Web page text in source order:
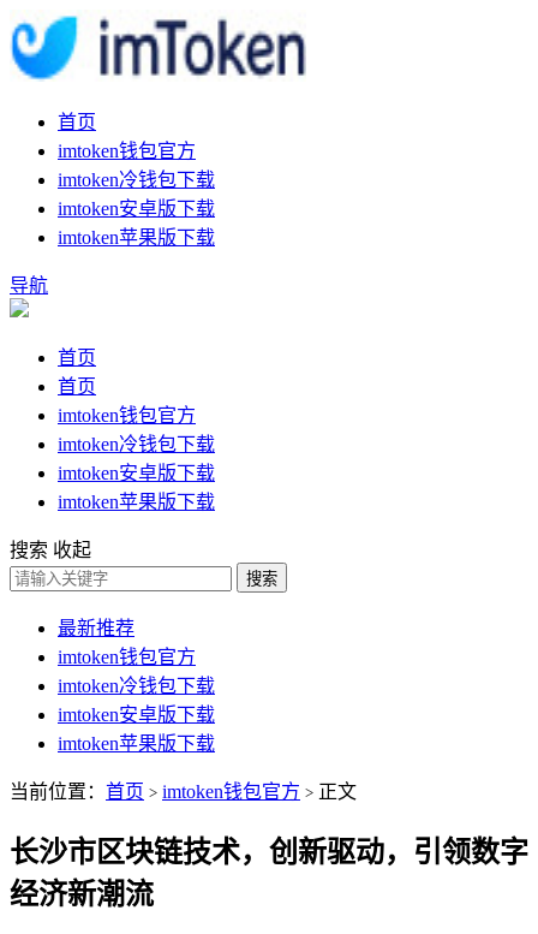
首页
imtoken钱包官方
imtoken冷钱包下载
imtoken安卓版下载
imtoken苹果版下载
导航
首页
首页
imtoken钱包官方
imtoken冷钱包下载
imtoken安卓版下载
imtoken苹果版下载
搜索 收起
搜索
最新推荐
imtoken钱包官方
imtoken冷钱包下载
imtoken安卓版下载
imtoken苹果版下载
当前位置： 首页 > imtoken钱包官方 > 正文
长沙市区块链技术，创新驱动，引领数字
经济新潮流